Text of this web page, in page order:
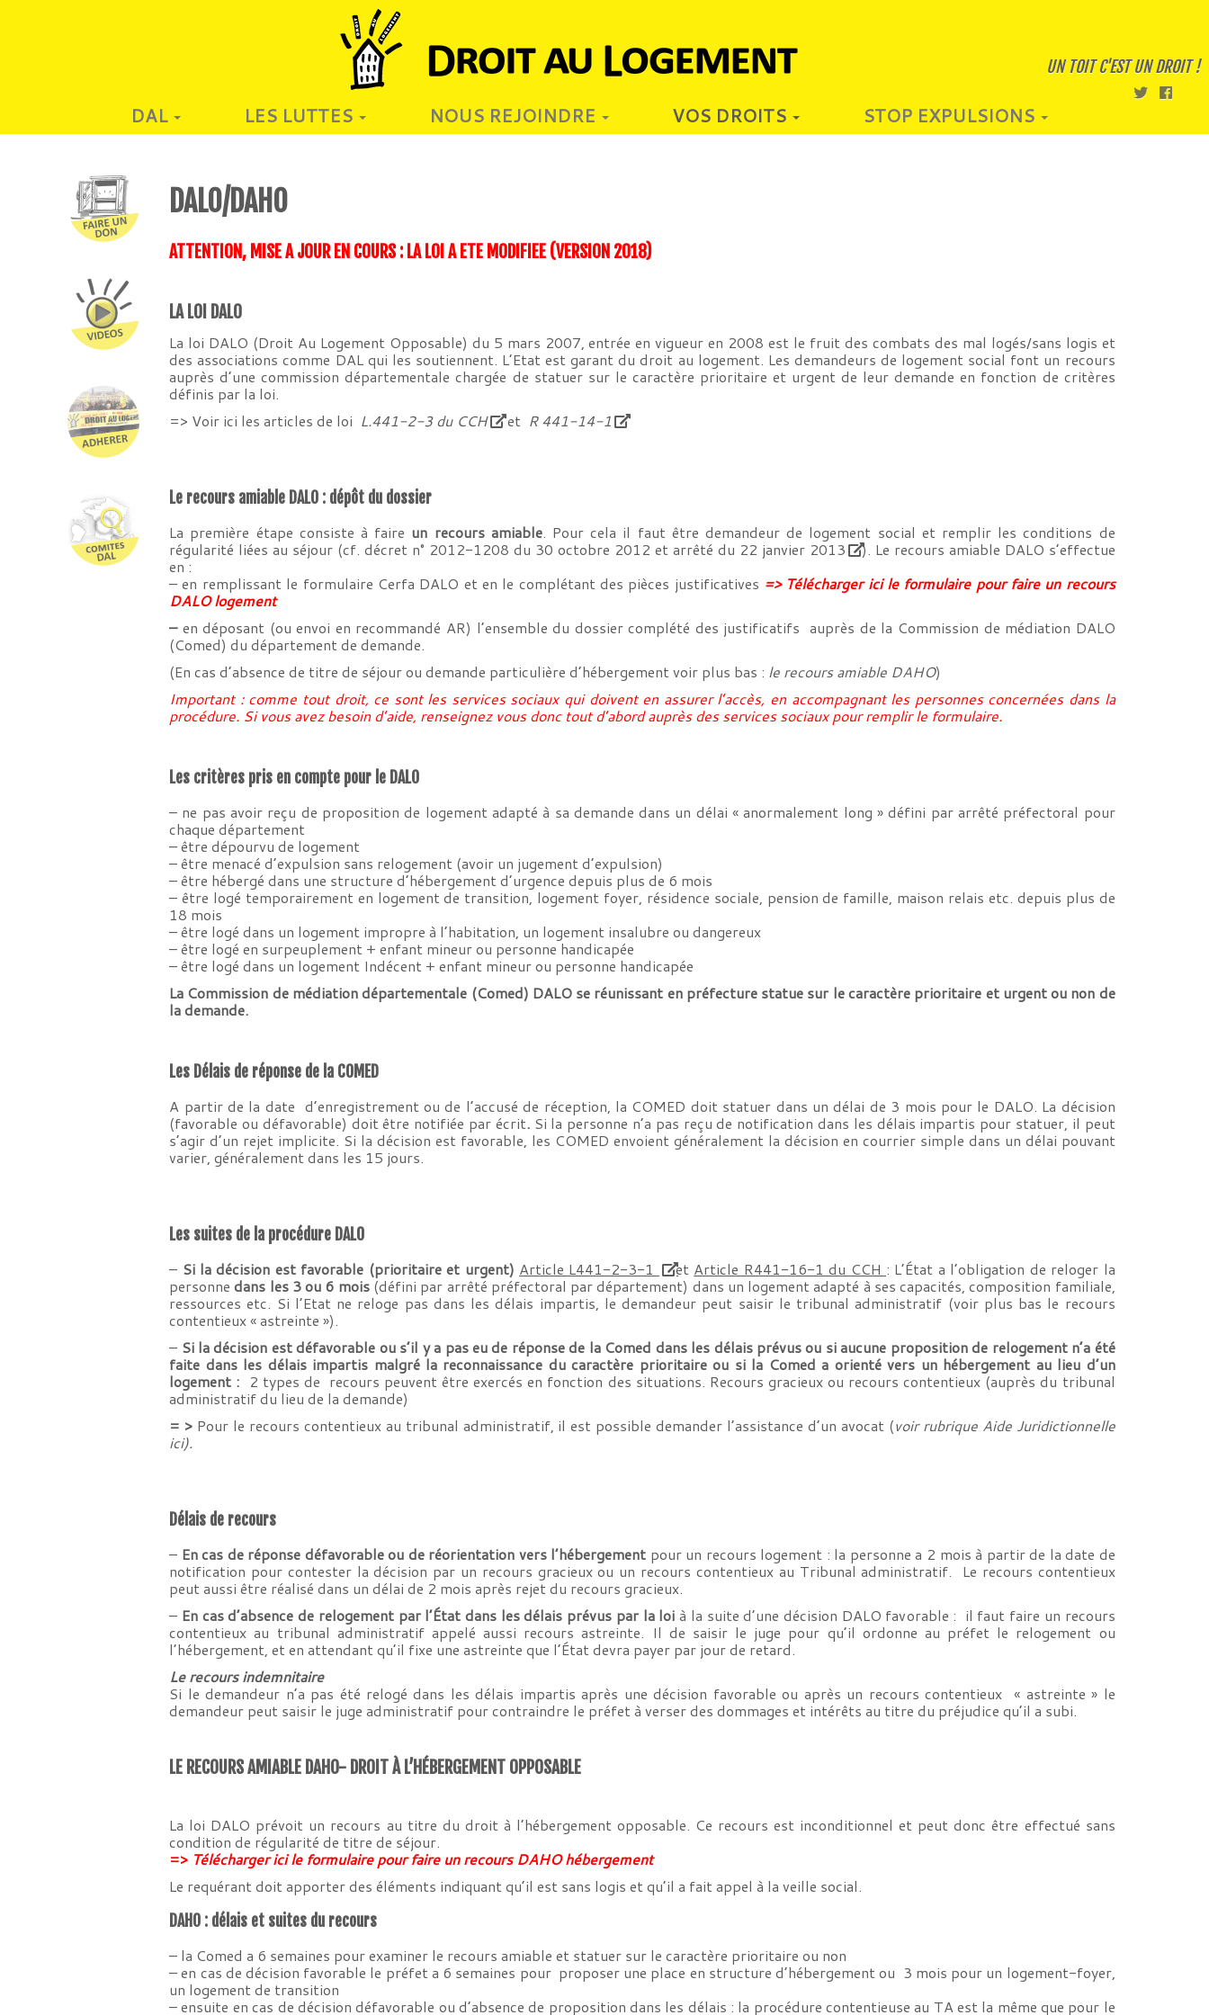
UN TOIT C'EST UN DROIT !
DAL LES LUTTES NOUS REJOINDRE VOS DROITS STOP EXPULSIONS
DALO/DAHO
ATTENTION, MISE A JOUR EN COURS : LA LOI A ETE MODIFIEE (VERSION 2018)
LA LOI DALO
La loi DALO (Droit Au Logement Opposable) du 5 mars 2007, entrée en vigueur en 2008 est le fruit des combats des mal logés/sans logis et
des associations comme DAL qui les soutiennent. L’Etat est garant du droit au logement. Les demandeurs de logement social font un recours
auprès d’une commission départementale chargée de statuer sur le caractère prioritaire et urgent de leur demande en fonction de critères
définis par la loi.
=> Voir ici les articles de loi L.441-2-3 du CCH et R 441-14-1
Le recours amiable DALO : dépôt du dossier
La première étape consiste à faire un recours amiable. Pour cela il faut être demandeur de logement social et remplir les conditions de
régularité liées au séjour (cf. décret n° 2012-1208 du 30 octobre 2012 et arrêté du 22 janvier 2013
). Le recours amiable DALO s’effectue
en :
– en remplissant le formulaire Cerfa DALO et en le complétant des pièces justificatives => Télécharger ici le formulaire pour faire un recours
DALO logement
– en déposant (ou envoi en recommandé AR) l’ensemble du dossier complété des justificatifs auprès de la Commission de médiation DALO
(Comed) du département de demande.
(En cas d’absence de titre de séjour ou demande particulière d’hébergement voir plus bas : le recours amiable DAHO)
Important : comme tout droit, ce sont les services sociaux qui doivent en assurer l’accès, en accompagnant les personnes concernées dans la
procédure. Si vous avez besoin d’aide, renseignez vous donc tout d’abord auprès des services sociaux pour remplir le formulaire.
Les critères pris en compte pour le DALO
– ne pas avoir reçu de proposition de logement adapté à sa demande dans un délai « anormalement long » défini par arrêté préfectoral pour
chaque département
– être dépourvu de logement
– être menacé d’expulsion sans relogement (avoir un jugement d’expulsion)
– être hébergé dans une structure d’hébergement d’urgence depuis plus de 6 mois
– être logé temporairement en logement de transition, logement foyer, résidence sociale, pension de famille, maison relais etc. depuis plus de
18 mois
– être logé dans un logement impropre à l’habitation, un logement insalubre ou dangereux
– être logé en surpeuplement + enfant mineur ou personne handicapée
– être logé dans un logement Indécent + enfant mineur ou personne handicapée
La Commission de médiation départementale (Comed) DALO se réunissant en préfecture statue sur le caractère prioritaire et urgent ou non de
la demande.
Les Délais de réponse de la COMED
A partir de la date d’enregistrement ou de l’accusé de réception, la COMED doit statuer dans un délai de 3 mois pour le DALO. La décision
(favorable ou défavorable) doit être notifiée par écrit. Si la personne n’a pas reçu de notification dans les délais impartis pour statuer, il peut
s’agir d’un rejet implicite. Si la décision est favorable, les COMED envoient généralement la décision en courrier simple dans un délai pouvant
varier, généralement dans les 15 jours.
Les suites de la procédure DALO
– Si la décision est favorable (prioritaire et urgent) Article L441-2-3-1 et Article R441-16-1 du CCH : L’État a l’obligation de reloger la
personnedans les 3 ou 6 mois (défini par arrêté préfectoral par département) dans un logement adapté à ses capacités, composition familiale,
ressources etc. Si l’Etat ne reloge pas dans les délais impartis, le demandeur peut saisir le tribunal administratif (voir plus bas le recours
contentieux « astreinte »).
– Si la décision est défavorable ou s’il y a pas eu de réponse de la Comed dans les délais prévus ou si aucune proposition de relogement n’a été
faite dans les délais impartis malgré la reconnaissance du caractère prioritaire ou si la Comed a orienté vers un hébergement au lieu d’un
logement : 2 types de recours peuvent être exercés en fonction des situations. Recours gracieux ou recours contentieux (auprès du tribunal
administratif du lieu de la demande)
= > Pour le recours contentieux au tribunal administratif, il est possible demander l’assistance d’un avocat (voir rubrique Aide Juridictionnelle
ici).
Délais de recours
– En cas de réponse défavorable ou de réorientation vers l’hébergement pour un recours logement : la personne a 2 mois à partir de la date de
notification pour contester la décision par un recours gracieux ou un recours contentieux au Tribunal administratif. Le recours contentieux
peut aussi être réalisé dans un délai de 2 mois après rejet du recours gracieux.
– En cas d’absence de relogement par l’État dans les délais prévus par la loi à la suite d’une décision DALO favorable : il faut faire un recours
contentieux au tribunal administratif appelé aussi recours astreinte. Il de saisir le juge pour qu’il ordonne au préfet le relogement ou
l’hébergement, et en attendant qu’il fixe une astreinte que l’État devra payer par jour de retard.
Le recours indemnitaire
Si le demandeur n’a pas été relogé dans les délais impartis après une décision favorable ou après un recours contentieux « astreinte » le
demandeur peut saisir le juge administratif pour contraindre le préfet à verser des dommages et intérêts au titre du préjudice qu’il a subi.
LE RECOURS AMIABLE DAHO- DROIT À L’HÉBERGEMENT OPPOSABLE
La loi DALO prévoit un recours au titre du droit à l’hébergement opposable. Ce recours est inconditionnel et peut donc être effectué sans
condition de régularité de titre de séjour.
=> Télécharger ici le formulaire pour faire un recours DAHO hébergement
Le requérant doit apporter des éléments indiquant qu’il est sans logis et qu’il a fait appel à la veille social.
DAHO : délais et suites du recours
– la Comed a 6 semaines pour examiner le recours amiable et statuer sur le caractère prioritaire ou non
– en cas de décision favorable le préfet a 6 semaines pour proposer une place en structure d’hébergement ou 3 mois pour un logement-foyer,
un logement de transition
– ensuite en cas de décision défavorable ou d’absence de proposition dans les délais : la procédure contentieuse au TA est la même que pour le